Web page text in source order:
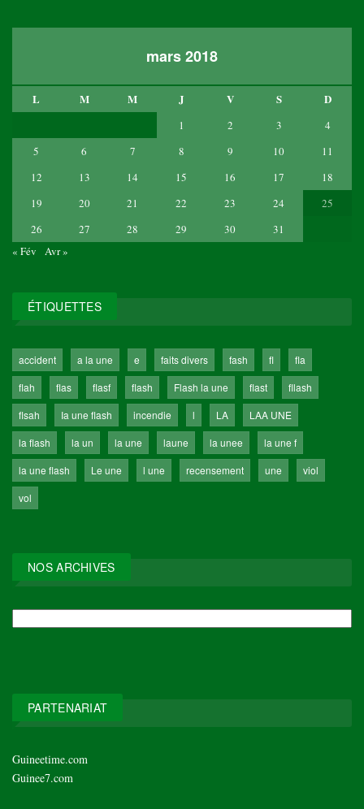
mars 2018
L M M J V S D
1 2 3
4
5
6 7 8 9 10
11
12
13 14 15 16 17
18
19
20 21 22 23 24
25
26
27 28 29 30
31
« Fév
Avr »
ÉTIQUETTES
accident a la une e faits divers fash fl
fla
flah
flas flasf flash Flash la une flast
fllash
flsah
Ia une flash incendie l LA
LAA UNE
la flash
la un la une laune la unee
la une f
la une flash
Le une l une recensement une
viol
vol
NOS ARCHIVES
PARTENARIAT
Guineetime.com
Guinee7.com